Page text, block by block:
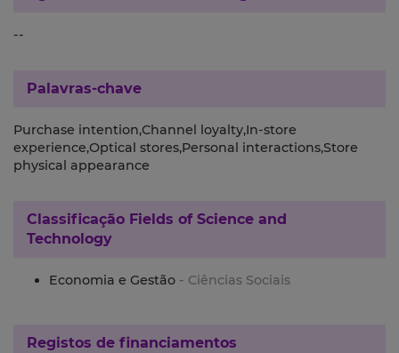
--
Palavras-chave
Purchase intention,Channel loyalty,In-store
experience,Optical stores,Personal interactions,Store
physical appearance
Classificação Fields of Science and
Technology
Economia e Gestão - Ciências Sociais
Registos de financiamentos